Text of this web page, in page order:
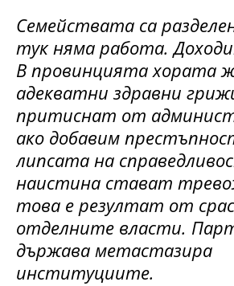
Семействата са
тук няма работа.
В провинцията хората
адекватни здравни
притиснат от
ако добавим
липсата на
наистина стават
това е резултат от
отделните власти.
държава метастазира
институциите.